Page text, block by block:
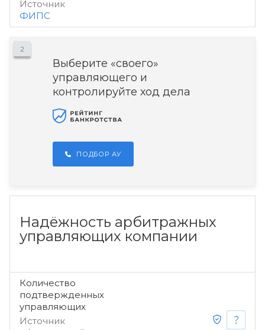
Источник
ФИПС
2
Выберите «своего»
управляющего и
контролируйте ход дела
ПОДБОР АУ
Надёжность арбитражных
управляющих компании
Количество
подтвержденных
управляющих
Источник